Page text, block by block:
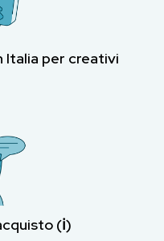
Italia per creativi
(ℹ︎)